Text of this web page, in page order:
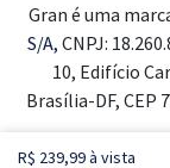
R$ 239,99 à vista
Gran é uma
S/A, CNPJ:
10, Edifício
Brasília-DF, CEP